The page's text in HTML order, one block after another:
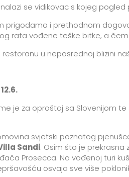
se vidikovac s kojeg
prigodama i prethodnom
rata vođene teške bitke, a
u neposrednoj blizini
je za oproštaj sa Slovenijom
svjetski poznatog
Sandi. Osim što je
Prosecca. Na vođenoj turi
osvaja sve više